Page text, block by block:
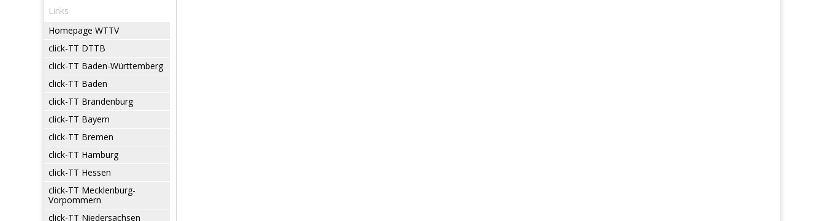
Links
Homepage WTTV
click-TT DTTB
click-TT Baden-Württemberg
click-TT Baden
click-TT Brandenburg
click-TT Bayern
click-TT Bremen
click-TT Hamburg
click-TT Hessen
click-TT Mecklenburg-
Vorpommern
click-TT Niedersachsen